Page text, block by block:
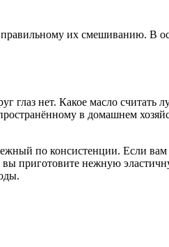
их смешиванию. В
глаз нет. Какое масло
в домашнем
по консистенции. Если
приготовите нежную